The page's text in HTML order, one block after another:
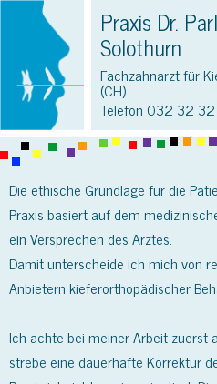
Praxis Dr.
Solothurn
Fachzahnarzt für
(CH)
Telefon 032 32
Die ethische Grundlage für die
Praxis basiert auf dem
ein Versprechen des Arztes.
Damit unterscheide ich mich von
Anbietern kieferorthopädischer
Ich achte bei meiner Arbeit zuerst
strebe eine dauerhafte Korrektur